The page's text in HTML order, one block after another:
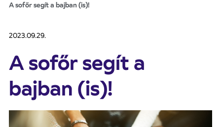
A sofőr segít a bajban (is)!
2023.09.29.
A sofőr segít a
bajban (is)!